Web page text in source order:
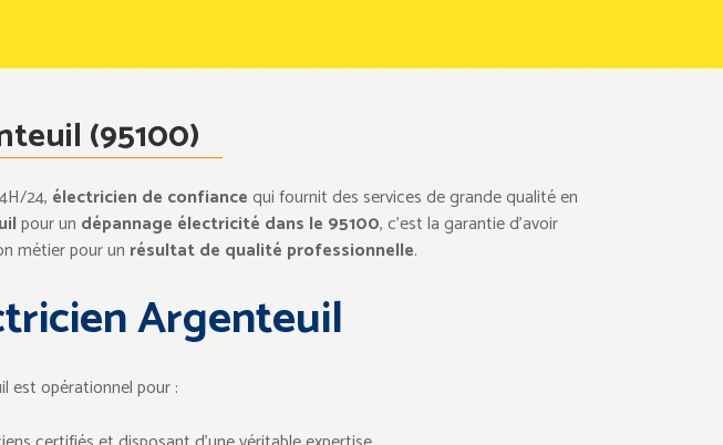
(95100)
24, électricien de confiancequi fournit des services de grande qualité en
pour un dépannage électricité dans le 95100, c’est la garantie d’avoir
métier pour un résultat de qualité professionnelle.
Argenteuil
est opérationnel pour :